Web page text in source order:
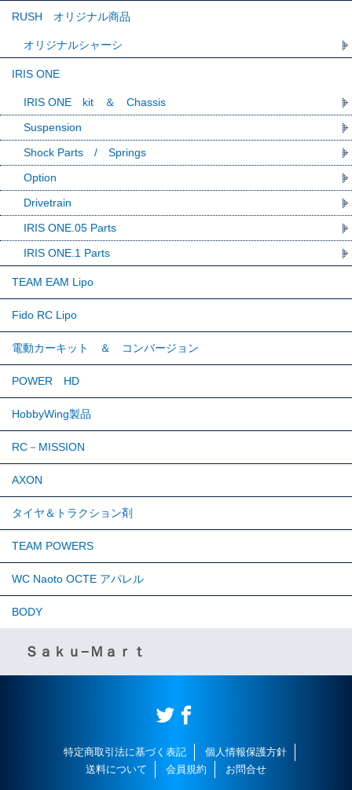
RUSH オリジナル商品
オリジナルシャーシ
IRIS ONE
IRIS ONE kit ＆ Chassis
Suspension
Shock Parts / Springs
Option
Drivetrain
IRIS ONE.05 Parts
IRIS ONE.1 Parts
TEAM EAM Lipo
Fido RC Lipo
電動カーキット ＆ コンバージョン
POWER HD
HobbyWing製品
RC－MISSION
AXON
タイヤ＆トラクション剤
TEAM POWERS
WC Naoto OCTE アパレル
BODY
Ｓａｋｕ−Ｍａｒｔ
特定商取引法に基づく表記
個人情報保護方針
送料について
会員規約 お問合せ